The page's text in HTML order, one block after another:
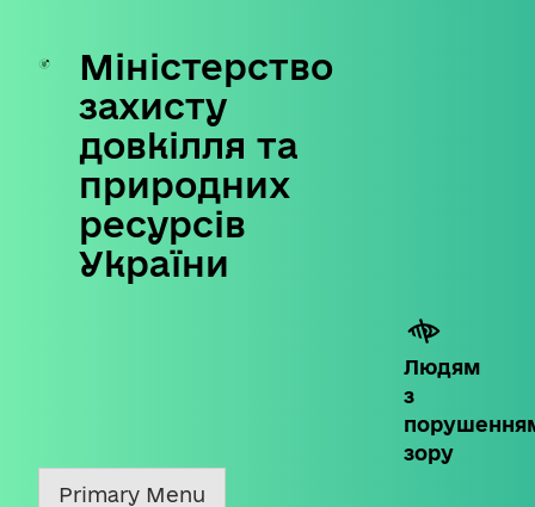
Skip
content
Міністерство
захисту
довкілля та
природних
ресурсів
України
Людям
з
зору
Primary Menu